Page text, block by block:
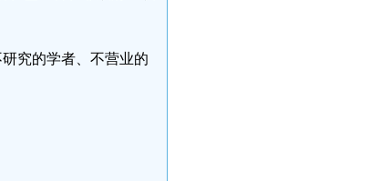
究的学者、不营业的